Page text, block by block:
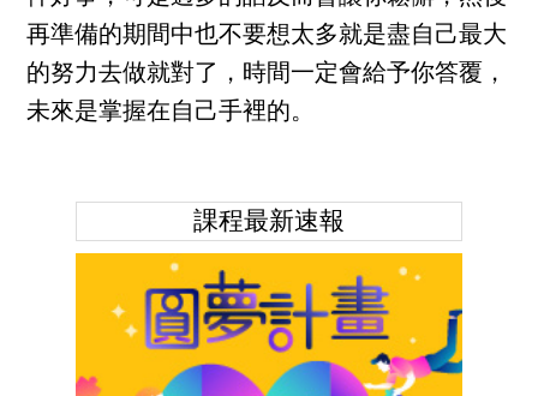
課程最新速報
再準備的期間中也不要想太多就是盡自己最大
的努力去做就對了，時間一定會給予你答覆，
未來是掌握在自己手裡的。